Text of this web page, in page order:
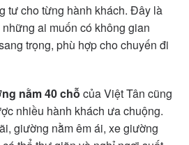
tư cho từng hành khách. Đây là
ai muốn có không gian
trọng, phù hợp cho chuyến đi
nằm 40 chỗ của Việt Tân cũng
nhiều hành khách ưa chuộng.
giường nằm êm ái, xe giường